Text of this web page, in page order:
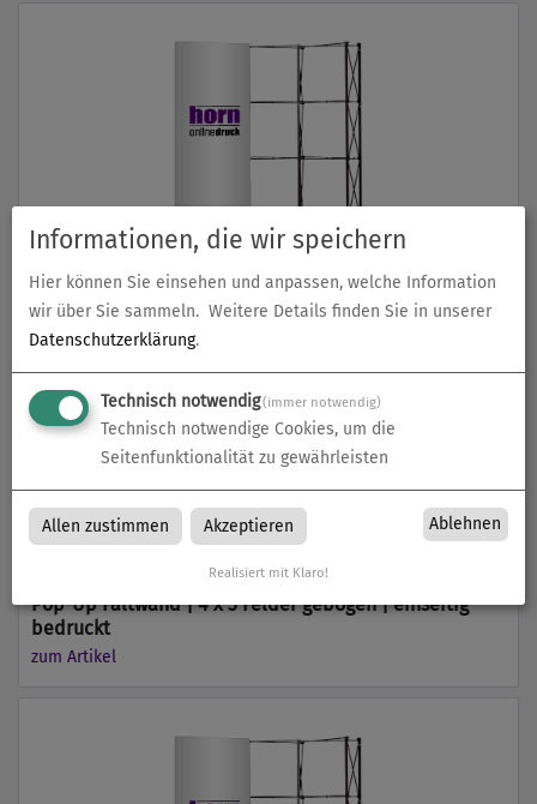
Pop-Up Faltwand | 3 x 3 Felder gerade | einseitig
bedruckt
zum Artikel
Pop-Up Faltwand | 4 x 3 Felder gebogen | einseitig
bedruckt
zum Artikel
Informationen, die wir speichern
Hier können Sie einsehen und anpassen, welche Information
wir über Sie sammeln. Weitere Details finden Sie in unserer
Datenschutzerklärung.
Technisch notwendig(immer notwendig)
Technisch notwendige Cookies, um die
Seitenfunktionalität zu gewährleisten
Allen zustimmen Akzeptieren Ablehnen
Realisiert mit Klaro!